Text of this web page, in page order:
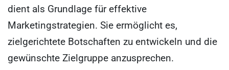
dient als Grundlage für effektive
Marketingstrategien. Sie ermöglicht es,
zielgerichtete Botschaften zu entwickeln und die
gewünschte Zielgruppe anzusprechen.